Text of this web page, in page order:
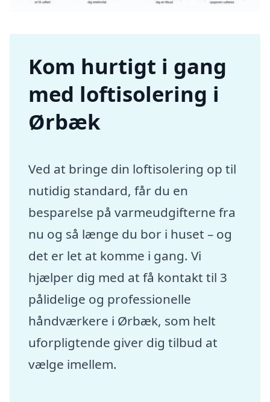
Kom hurtigt i gang
med loftisolering i
Ørbæk
Ved at bringe din loftisolering op til
nutidig standard, får du en
besparelse på varmeudgifterne fra
nu og så længe du bor i huset – og
det er let at komme i gang. Vi
hjælper dig med at få kontakt til 3
pålidelige og professionelle
håndværkere i Ørbæk, som helt
uforpligtende giver dig tilbud at
vælge imellem.